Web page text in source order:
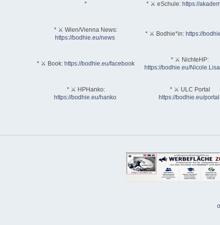
* * ⚔ eSchule: https://
* ⚔ Wien/Vienna News:
https://bodhie.eu/news
* ⚔ Bodhie*in: https://
* ⚔ Book: https://bodhie.eu/facebook
* ⚔ NichteHP:
https://bodhie.eu/
* ⚔ HPHanko:
https://bodhie.eu/hanko
* ⚔ ULC Portal
https://bodhie.eu/portal